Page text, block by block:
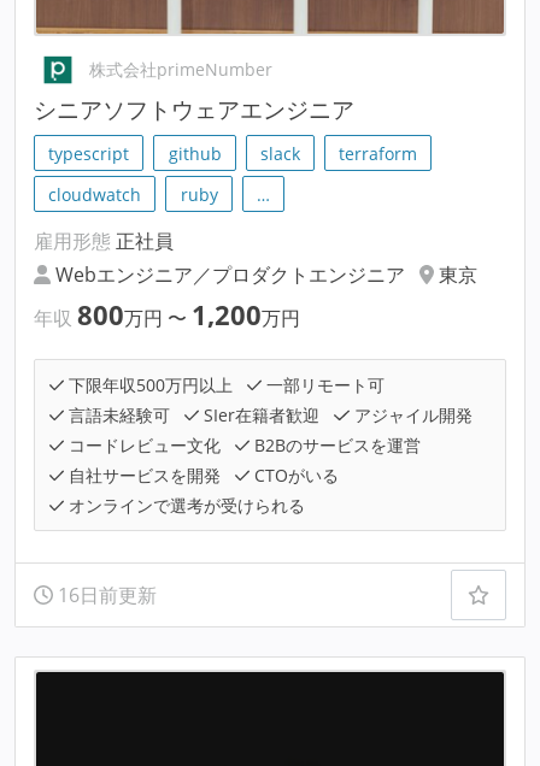
株式会社primeNumber
シニアソフトウェアエンジニア
typescript github slack
terraform
cloudwatch
ruby …
雇用形態 正社員
Webエンジニア／プロダクトエンジニア
東京
年収 800万円 〜 1,200万円
下限年収500万円以上
一部リモート可
言語未経験可
SIer在籍者歓迎
アジャイル開発
コードレビュー文化
B2Bのサービスを運営
自社サービスを開発
CTOがいる
オンラインで選考が受けられる
16日前更新